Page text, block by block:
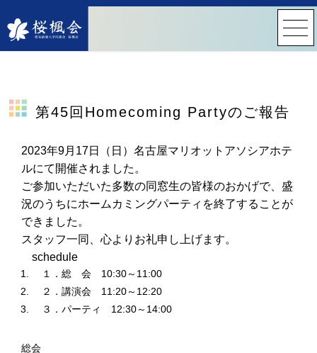
第45回Homecoming Partyのご報告
2023年9月17日（日）名古屋マリオットアソシアホテ
ルにて開催されました。
ご参加いただいた多数の同窓生の皆様のおかげで、盛
況のうちにホームカミングパーティを終了することが
できました。
スタッフ一同、心よりお礼申し上げます。
schedule
１．総 会 10:30～11:00
２．講演会 11:20～12:20
３．パーティ 12:30～14:00
総会